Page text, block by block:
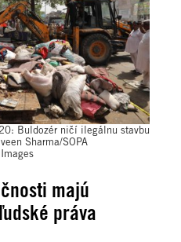
Buldozér ničí ilegálnu stavbu
Sharma/SOPA
majú
práva